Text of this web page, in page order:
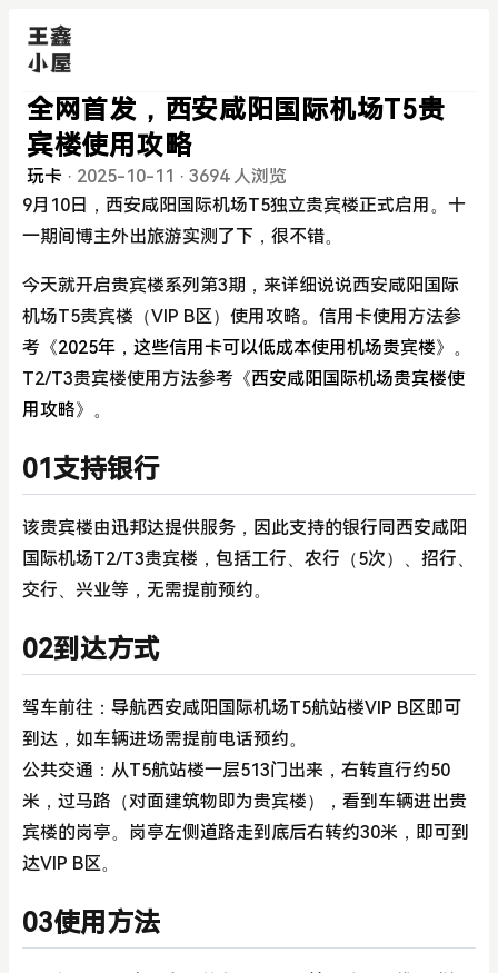
全网首发，西安咸阳国际机场T5贵
宾楼使用攻略
玩卡 · 2025-10-11 · 3694 人浏览
9月10日，西安咸阳国际机场T5独立贵宾楼正式启用。十
一期间博主外出旅游实测了下，很不错。
今天就开启贵宾楼系列第3期，来详细说说西安咸阳国际
机场T5贵宾楼（VIP B区）使用攻略。信用卡使用方法参
考 《2025年，这些信用卡可以低成本使用机场贵宾楼》 。
T2/T3贵宾楼使用方法参考 《西安咸阳国际机场贵宾楼使
用攻略》 。
01支持银行
该贵宾楼由迅邦达提供服务，因此支持的银行同西安咸阳
国际机场T2/T3贵宾楼，包括工行、农行（5次）、招行、
交行、兴业等，无需提前预约。
02到达方式
驾车前往：导航西安咸阳国际机场T5航站楼VIP B区即可
到达，如车辆进场需提前电话预约。
公共交通：从T5航站楼一层513门出来，右转直行约50
米，过马路（对面建筑物即为贵宾楼），看到车辆进出贵
宾楼的岗亭。岗亭左侧道路走到底后右转约30米，即可到
达VIP B区。
03使用方法